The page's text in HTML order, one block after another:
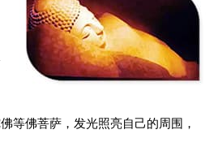
等佛菩萨，发光照亮自己的周围，